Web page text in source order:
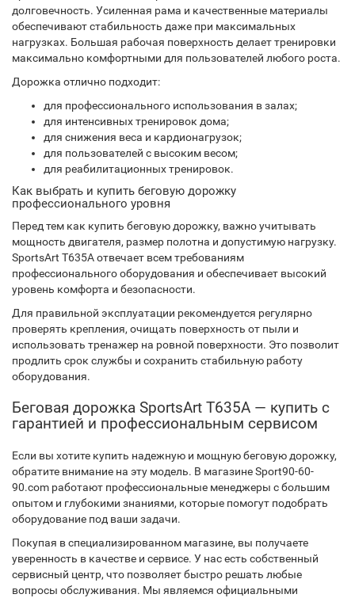
долговечность. Усиленная рама и качественные материалы
обеспечивают стабильность даже при максимальных
нагрузках. Большая рабочая поверхность делает тренировки
максимально комфортными для пользователей любого роста.
Дорожка отлично подходит:
для профессионального использования в залах;
для интенсивных тренировок дома;
для снижения веса и кардионагрузок;
для пользователей с высоким весом;
для реабилитационных тренировок.
Как выбрать и купить беговую дорожку
профессионального уровня
Перед тем как купить беговую дорожку, важно учитывать
мощность двигателя, размер полотна и допустимую нагрузку.
SportsArt T635A отвечает всем требованиям
профессионального оборудования и обеспечивает высокий
уровень комфорта и безопасности.
Для правильной эксплуатации рекомендуется регулярно
проверять крепления, очищать поверхность от пыли и
использовать тренажер на ровной поверхности. Это позволит
продлить срок службы и сохранить стабильную работу
оборудования.
Беговая дорожка SportsArt T635A — купить с
гарантией и профессиональным сервисом
Если вы хотите купить надежную и мощную беговую дорожку,
обратите внимание на эту модель. В магазине Sport90-60-
90.com работают профессиональные менеджеры с большим
опытом и глубокими знаниями, которые помогут подобрать
оборудование под ваши задачи.
Покупая в специализированном магазине, вы получаете
уверенность в качестве и сервисе. У нас есть собственный
сервисный центр, что позволяет быстро решать любые
вопросы обслуживания. Мы являемся официальными